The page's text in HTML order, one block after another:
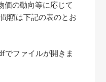
価の動向等に応じて
額は下記の表のとお
でファイルが開きま